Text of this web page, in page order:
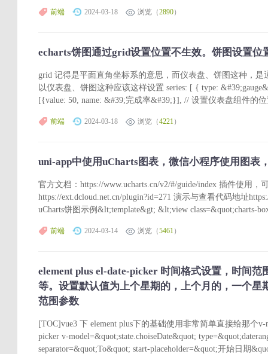
前端 2024-03-18 浏览（2890）
echarts饼图通过grid设置位置不生效。饼图设置位
grid 记得是平面直角坐标系的意思，而仪表盘、饼图这种，
以仪表盘、饼图这种应该这样设置 series: [ { type:
[{value: 50, name: &#39;完成率&#39;}], // 设置仪表盘组件的
前端 2024-03-18 浏览（4221）
uni-app中使用uCharts图表，微信小程序使用图表
官方文档：https://www.ucharts.cn/v2/#/guide/index 插件使用，
https://ext.dcloud.net.cn/plugin?id=271 演示与查看代码地址
uCharts饼图示例&lt;template&gt; &lt;view class=&quot;charts-
前端 2024-03-14 浏览（5461）
element plus el-date-picker 时间格式设置，时间
等。设置默认值为上个星期的，上个月的，一个星
范围参数
[TOC]vue3 下 element plus下的基础使用非常简单直接给那个
picker v-model=&quot;state.choiseDate&quot;
separator=&quot;To&quot; start-placeholder=&quot;开始日期